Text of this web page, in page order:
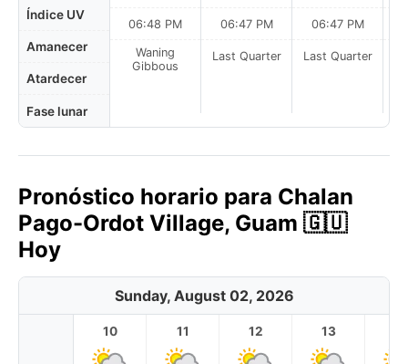
Índice UV
Amanecer
Atardecer
Fase lunar
06:48 PM
Waning
Gibbous
06:47 PM
Last Quarter
06:47 PM
Last Quarter
Pronóstico horario para Chalan
Pago-Ordot Village, Guam 🇬🇺
Hoy
Sunday, August 02, 2026
10 11 12 13